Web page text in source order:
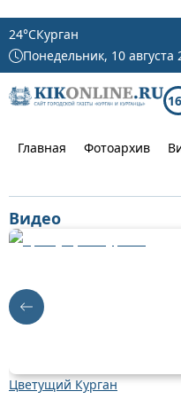
24°CКурган
Понедельник, 10 августа
Главная Фотоархив
Видео
Цветущий Курган